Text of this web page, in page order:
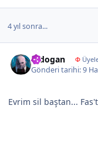
4 yıl sonra...
erdogan Φ
Gönderi tarihi:9
Evrim sil baştan...